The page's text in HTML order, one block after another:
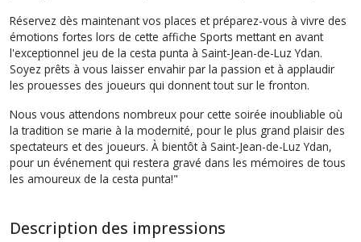
Réservez dès maintenant vos places et préparez-vous à vivre des
émotions fortes lors de cette affiche Sports mettant en avant
l'exceptionnel jeu de la cesta punta à Saint-Jean-de-Luz Ydan.
Soyez prêts à vous laisser envahir par la passion et à applaudir
les prouesses des joueurs qui donnent tout sur le fronton.
Nous vous attendons nombreux pour cette soirée inoubliable où
la tradition se marie à la modernité, pour le plus grand plaisir des
spectateurs et des joueurs. À bientôt à Saint-Jean-de-Luz Ydan,
pour un événement qui restera gravé dans les mémoires de tous
les amoureux de la cesta punta!"
Description des impressions